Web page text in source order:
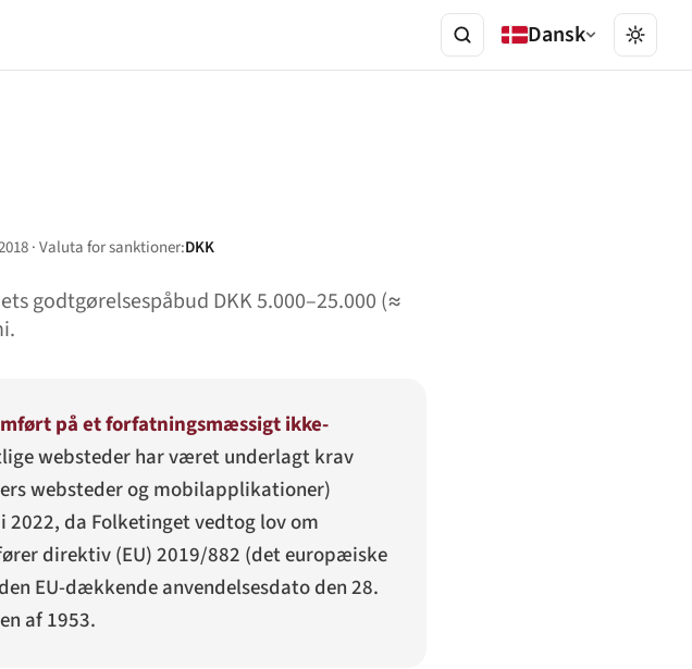
Dansk
· Valuta for sanktioner:DKK
godtgørelsespåbud DKK 5.000–25.000 (≈
på et forfatningsmæssigt ikke-
websteder har været underlagt krav
websteder og mobilapplikationer)
da Folketinget vedtog lov om
direktiv (EU) 2019/882 (det europæiske
EU-dækkende anvendelsesdato den 28.
af 1953.